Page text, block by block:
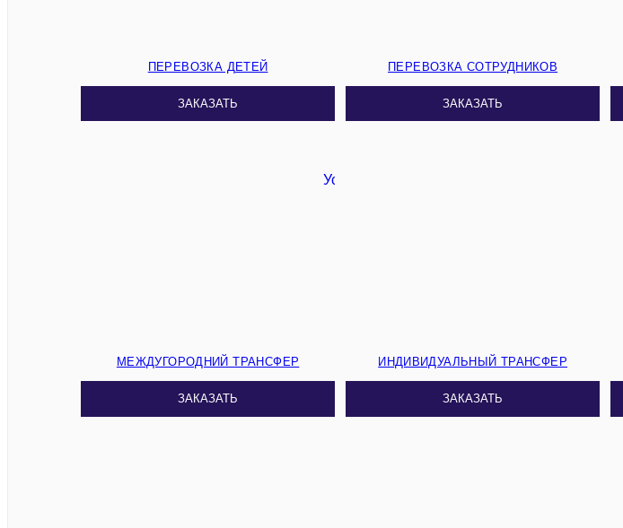
ПЕРЕВОЗКА ДЕТЕЙ
ЗАКАЗАТЬ
ПЕРЕВОЗКА СОТРУДНИКОВ
ЗАКАЗАТЬ
МЕЖДУГОРОДНИЙ ТРАНСФЕР
ЗАКАЗАТЬ
ИНДИВИДУАЛЬНЫЙ ТРАНСФЕР
ЗАКАЗАТЬ